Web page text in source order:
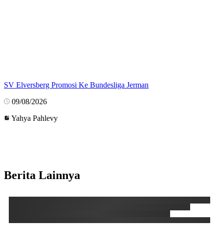
SV Elversberg Promosi Ke Bundesliga Jerman
09/08/2026
Yahya Pahlevy
Berita Lainnya